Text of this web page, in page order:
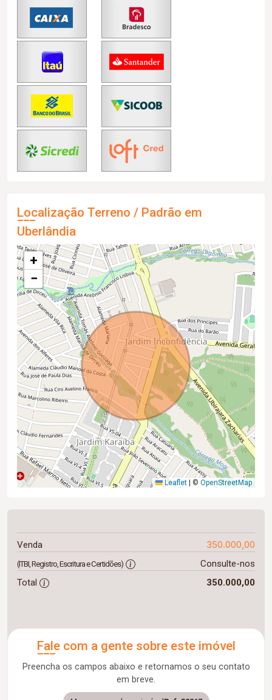
Localização Terreno / Padrão em
Uberlândia
+
−
Leaflet | © OpenStreetMap
Venda 350.000,00
(ITBI, Registro, Escritura e Certidões)
Consulte-nos
Total
350.000,00
Fale com a gente sobre este imóvel
Preencha os campos abaixo e retornamos o seu contato
em breve.